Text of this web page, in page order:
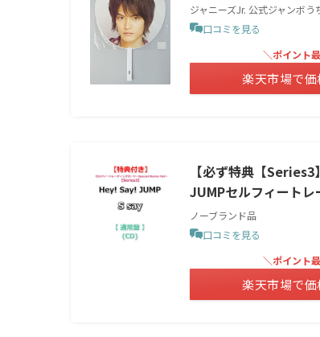
ジャニーズJr. 公式ジャンボう
口コミを見る
＼ポイント
楽天市場で
【必ず特典【
JUMPセルフィート
ノーブランド品
口コミを見る
＼ポイント
楽天市場で